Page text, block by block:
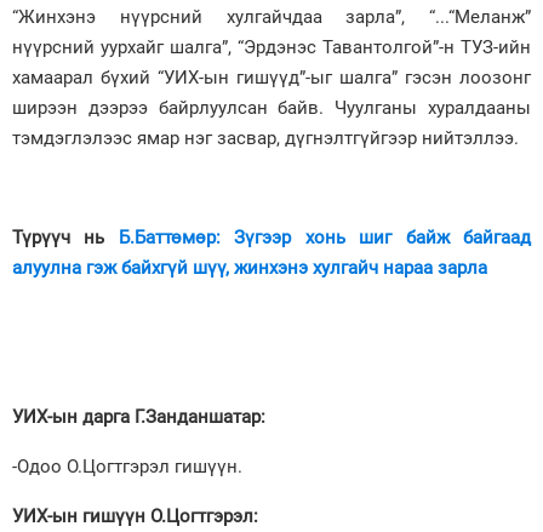
“Жинхэнэ нүүрсний хулгайчдаа зарла”, “...“Меланж”
нүүрсний уурхайг шалга”, “Эрдэнэс Тавантолгой”-н ТУЗ-ийн
хамаарал бүхий “УИХ-ын гишүүд”-ыг шалга” гэсэн лоозонг
ширээн дээрээ байрлуулсан байв. Чуулганы хуралдааны
тэмдэглэлээс ямар нэг засвар, дүгнэлтгүйгээр нийтэллээ.
Түрүүч нь Б.Баттөмөр: Зүгээр хонь шиг байж байгаад
алуулна гэж байхгүй шүү, жинхэнэ хулгайч нараа зарла
УИХ-ын дарга Г.Занданшатар:
-Одоо О.Цогтгэрэл гишүүн.
УИХ-ын гишүүн О.Цогтгэрэл: